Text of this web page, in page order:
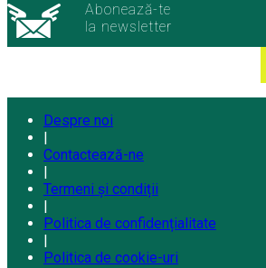
Abonează-te
la newsletter
Despre noi
Contactează-ne
Termeni și condiții
Politica de confidențialitate
Politica de cookie-uri